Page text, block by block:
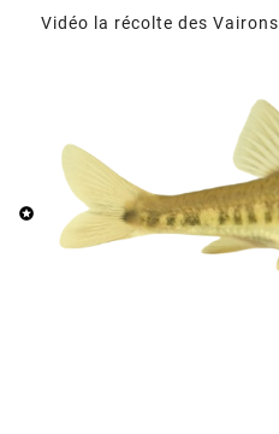

Vidéo la récolte des Vairons